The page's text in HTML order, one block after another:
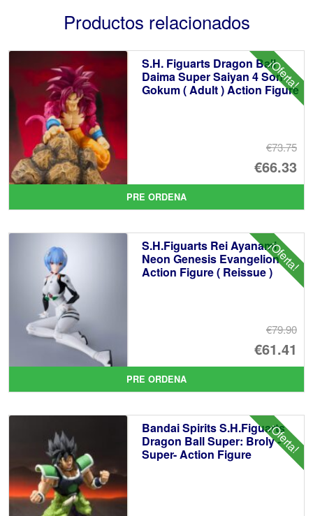
Productos relacionados
¡Oferta!
S.H. Figuarts Dragon Ball
Daima Super Saiyan 4 Son
Gokum ( Adult ) Action Figure
€73.75
El
€66.33
El
PRE ORDENA
¡Oferta!
S.H.Figuarts Rei Ayanami
Neon Genesis Evangelion
Action Figure ( Reissue )
€79.90
€61.41
El
PRE ORDENA
¡Oferta!
Bandai Spirits S.H.Figuarts
Dragon Ball Super: Broly -
Super- Action Figure